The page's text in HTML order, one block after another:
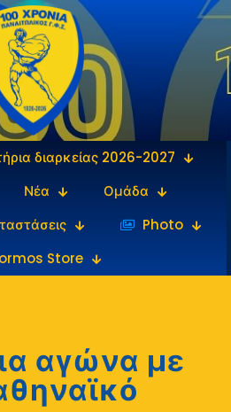
διαρκείας 2026-2027
Νέα
Ομάδα
‎‏‏‎ ‎Photo
Store
αγώνα με